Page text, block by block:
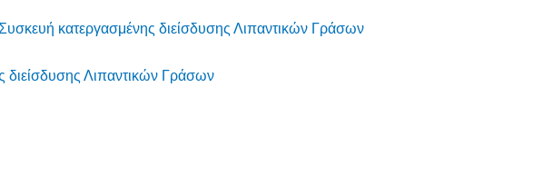
κατεργασμένης διείσδυσης Λιπαντικών Γράσων
Λιπαντικών Γράσων